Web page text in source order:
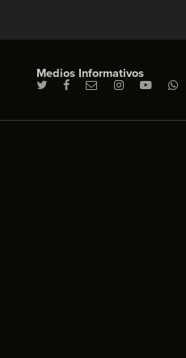
Medios Informativos